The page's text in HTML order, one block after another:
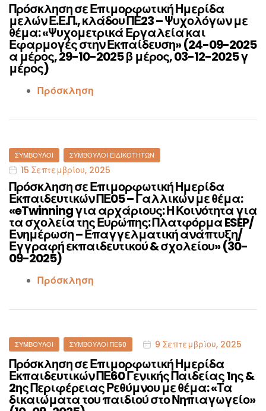
Πρόσκληση σε Επιμορφωτική Ημερίδα
μελών Ε.Ε.Π., κλάδου ΠΕ23 – Ψυχολόγων με
θέμα: «Ψυχομετρικά Εργαλεία και
Εφαρμογές στην Εκπαίδευση» (24-09-2025
α μέρος, 29-10-2025 β μέρος, 03-12-2025 γ
μέρος)
Πρόσκληση
Categories
ΣΎΜΒΟΥΛΟΙ ΣΎΜΒΟΥΛΟΙ ΕΙΔΙΚΟΤΉΤΩΝ
15 Σεπτεμβρίου, 2025
Πρόσκληση σε Επιμορφωτική Ημερίδα
Εκπαιδευτικών ΠΕ05 – Γαλλικών με θέμα:
«eTwinning για αρχάριους: Η Κοινότητα για
τα σχολεία της Ευρώπης: Πλατφόρμα ESEP/
Ενημέρωση – Επαγγελματική ανάπτυξη/
Εγγραφή εκπαιδευτικού & σχολείου» (30-
09-2025)
Πρόσκληση
Categories
ΣΎΜΒΟΥΛΟΙ ΣΎΜΒΟΥΛΟΙ ΠΕ60 9 Σεπτεμβρίου, 2025
Πρόσκληση σε Επιμορφωτική Ημερίδα
Εκπαιδευτικών ΠΕ60 Γενικής Παιδείας 1ης &
2ης Περιφέρειας Ρεθύμνου με θέμα: «Τα
δικαιώματα του παιδιού στο Νηπιαγωγείο»